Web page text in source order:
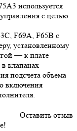
используется
с целью
F69A, F65B с
установленному
— к плате
клапанах
подсчета объема
включения
Оставить отзыв